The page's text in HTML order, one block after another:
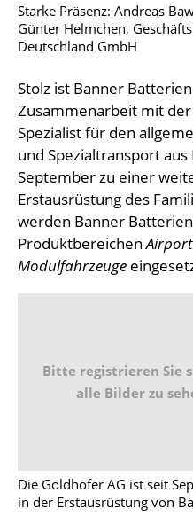
Starke Präsenz: Andreas
Günter Helmchen,
Deutschland GmbH
Stolz ist Banner
Zusammenarbeit mit
Spezialist für den
und Spezialtransport
September zu einer
Erstausrüstung des
werden Banner
Produktbereichen
Modulfahrzeuge
Bitte registrieren Sie
alle Bilder zu
Die Goldhofer AG ist seit
in der Erstausrüstung von